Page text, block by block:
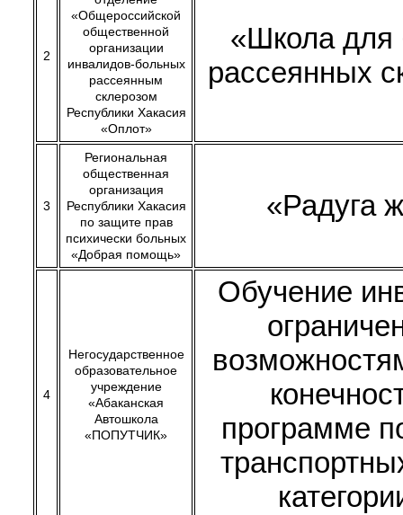
2
«Общероссийской
общественной
организации
инвалидов-больных
рассеянным
склерозом
Республики Хакасия
«Оплот»
«Школа для
рассеянных
3
Региональная
общественная
организация
Республики Хакасия
по защите прав
психически больных
«Добрая помощь»
«Радуга
4
Негосударственное
образовательное
учреждение
«Абаканская
Автошкола
«ПОПУТЧИК»
Обучение
программе